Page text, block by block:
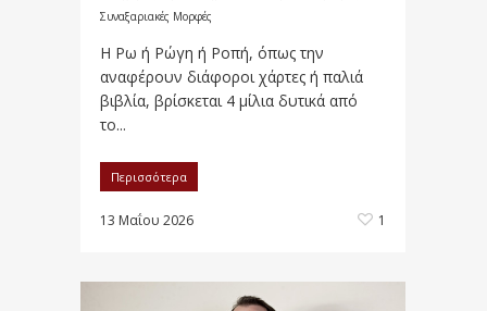
Συναξαριακές Μορφές
Η Ρω ή Ρώγη ή Ροπή, όπως την
αναφέρουν διάφοροι χάρτες ή παλιά
βιβλία, βρίσκεται 4 μίλια δυτικά από
το...
Περισσότερα
13 Μαΐου 2026 1